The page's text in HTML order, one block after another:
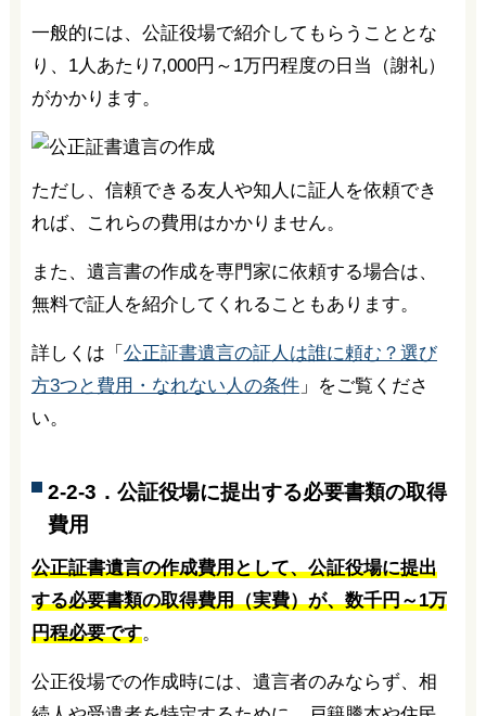
一般的には、公証役場で紹介してもらうこととな
り、1人あたり7,000円～1万円程度の日当（謝礼）
がかかります。
ただし、信頼できる友人や知人に証人を依頼でき
れば、これらの費用はかかりません。
また、遺言書の作成を専門家に依頼する場合は、
無料で証人を紹介してくれることもあります。
詳しくは「 公正証書遺言の証人は誰に頼む？選び
方3つと費用・なれない人の条件」をご覧くださ
い。
2-2-3．公証役場に提出する必要書類の取得
費用
公正証書遺言の作成費用として、公証役場に提出
する必要書類の取得費用（実費）が、数千円～1万
円程必要です。
公正役場での作成時には、遺言者のみならず、相